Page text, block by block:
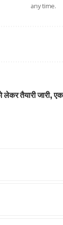
any time.
तैयारी जारी,